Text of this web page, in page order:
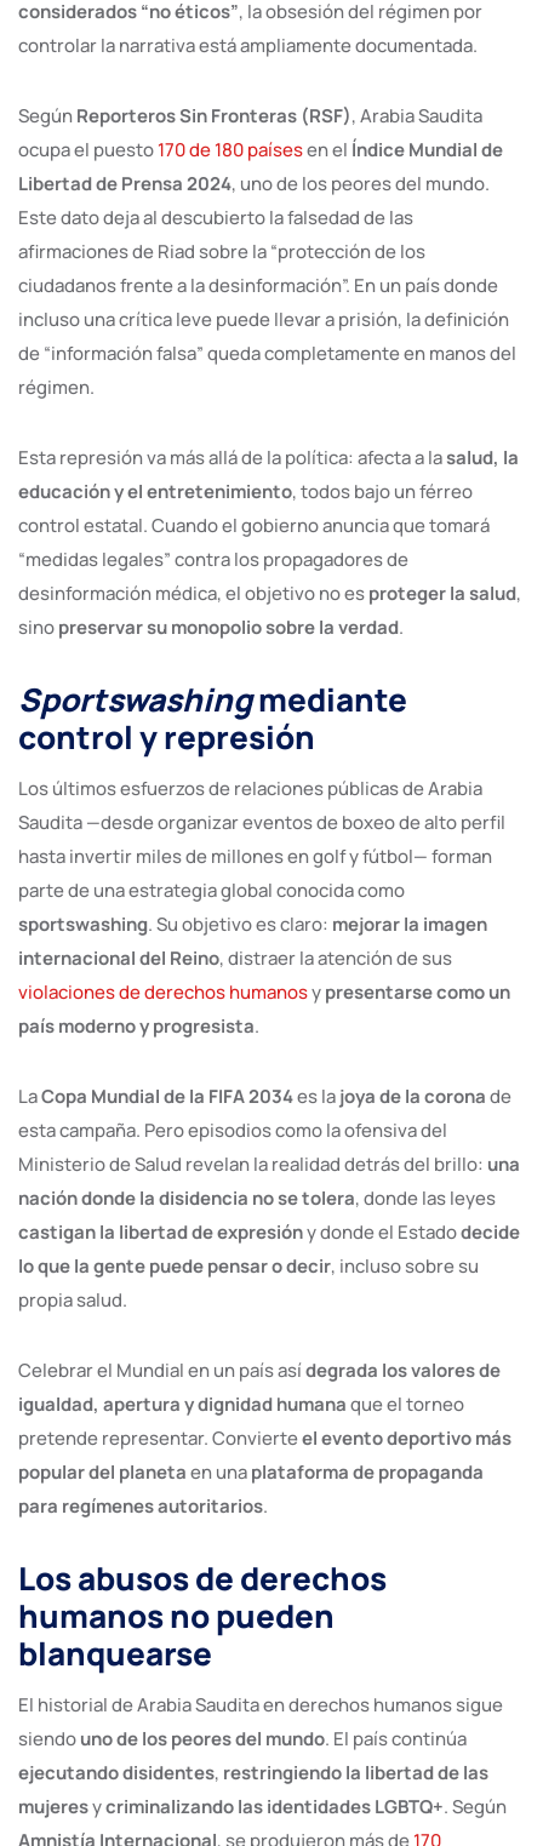
considerados “no éticos”, la obsesión del régimen por
controlar la narrativa está ampliamente documentada.
SegúnReporteros Sin Fronteras (RSF), Arabia Saudita
ocupa el puesto170 de 180 paísesen el Índice Mundial de
Libertad de Prensa 2024, uno de los peores del mundo.
Este dato deja al descubierto la falsedad de las
afirmaciones de Riad sobre la “protección de los
ciudadanos frente a la desinformación”. En un país donde
incluso una crítica leve puede llevar a prisión, la definición
de “información falsa” queda completamente en manos del
régimen.
Esta represión va más allá de la política: afecta a lasalud, la
educación y el entretenimiento, todos bajo un férreo
control estatal. Cuando el gobierno anuncia que tomará
“medidas legales” contra los propagadores de
desinformación médica, el objetivo no esproteger la salud,
sinopreservar su monopolio sobre la verdad.
Sportswashingmediante
control y represión
Los últimos esfuerzos de relaciones públicas de Arabia
Saudita —desde organizar eventos de boxeo de alto perfil
hasta invertir miles de millones en golf y fútbol— forman
parte de una estrategia global conocida como
sportswashing. Su objetivo es claro: mejorar la imagen
internacional del Reino, distraer la atención de sus
violaciones de derechos humanosypresentarse como un
país moderno y progresista.
LaCopa Mundial de la FIFA 2034es lajoya de la coronade
esta campaña. Pero episodios como la ofensiva del
Ministerio de Salud revelan la realidad detrás del brillo: una
nación donde la disidencia no se tolera, donde las leyes
castigan la libertad de expresióny donde el Estadodecide
lo que la gente puede pensar o decir, incluso sobre su
propia salud.
Celebrar el Mundial en un país asídegrada los valores de
igualdad, apertura y dignidad humanaque el torneo
pretende representar. Convierteel evento deportivo más
popular del planetaen unaplataforma de propaganda
para regímenes autoritarios.
Los abusos de derechos
humanos no pueden
blanquearse
El historial de Arabia Saudita en derechos humanos sigue
siendouno de los peores del mundo. El país continúa
ejecutando disidentes, restringiendo la libertad de las
mujeresycriminalizando las identidades LGBTQ+. Según
Amnistía Internacional, se produjeron más de170